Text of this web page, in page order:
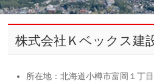
株式会社Ｋベックス建
所在地：北海道小樽市富岡１丁